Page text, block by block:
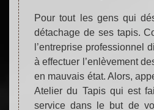
Pour tout les gens qui
détachage de ses tapis.
l’entreprise professionnel
à effectuer l’enlèvement
en mauvais état. Alors,
Atelier du Tapis qui est
service dans le but de